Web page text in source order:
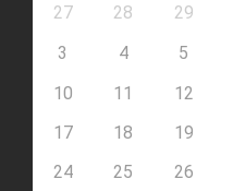
27 28 29
3
4 5
10
11 12
17
18 19
24
25 26